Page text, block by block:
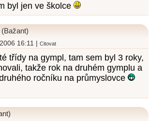
byl jen ve školce
(Bažant)
16:11 |Citovat
třídy na gympl, tam sem byl 3 roky,
takže rok na druhém gymplu a
ročníku na průmyslovce